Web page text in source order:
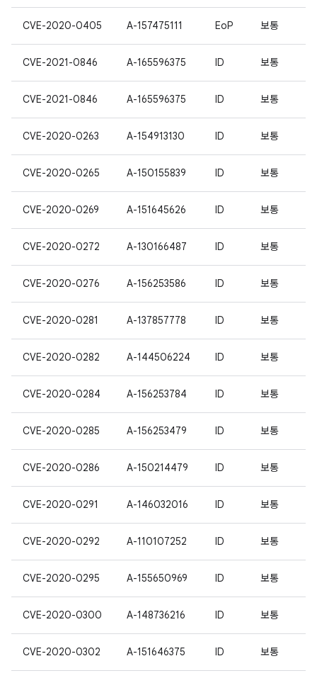
CVE-2020-0405 A-157475111 EoP 보통
CVE-2021-0846 A-165596375 ID 보통
CVE-2021-0846 A-165596375 ID 보통
CVE-2020-0263 A-154913130 ID 보통
CVE-2020-0265 A-150155839 ID 보통
CVE-2020-0269 A-151645626 ID 보통
CVE-2020-0272 A-130166487 ID 보통
CVE-2020-0276 A-156253586 ID 보통
CVE-2020-0281 A-137857778 ID 보통
CVE-2020-0282 A-144506224 ID 보통
CVE-2020-0284 A-156253784 ID 보통
CVE-2020-0285 A-156253479 ID 보통
CVE-2020-0286 A-150214479 ID 보통
CVE-2020-0291 A-146032016 ID 보통
CVE-2020-0292 A-110107252 ID 보통
CVE-2020-0295 A-155650969 ID 보통
CVE-2020-0300 A-148736216 ID 보통
CVE-2020-0302 A-151646375 ID 보통